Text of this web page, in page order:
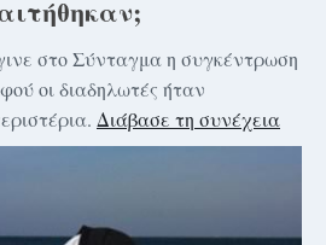
στο Σύνταγμα η συγκέντρωση
οι διαδηλωτές ήταν
Διάβασε τη συνέχεια